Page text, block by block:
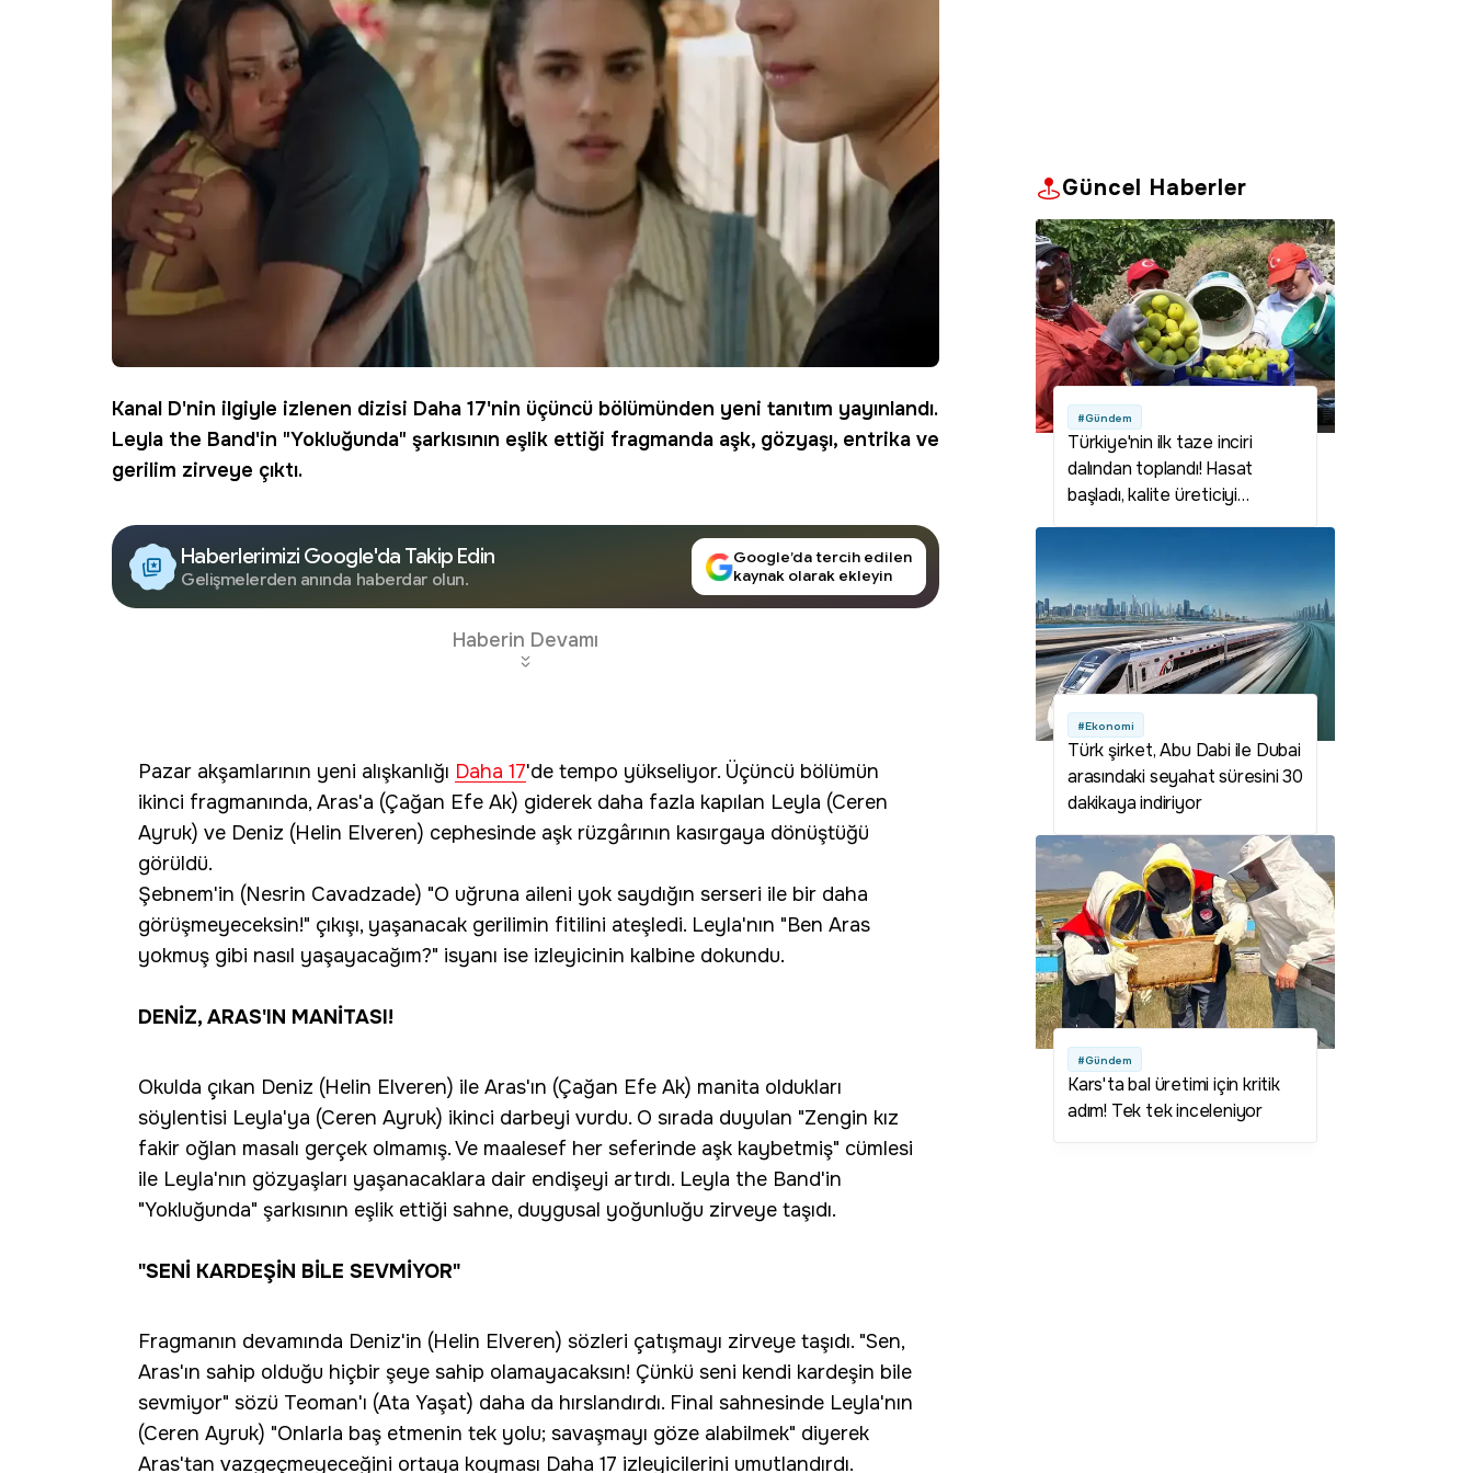
Kanal D'nin ilgiyle izlenen dizisi Daha 17'nin üçüncü bölümünden yeni tanıtım yayınlandı.
Leyla the Band'in "Yokluğunda" şarkısının eşlik ettiği fragmanda aşk, gözyaşı, entrika ve
gerilim zirveye çıktı.
Haberlerimizi Google'da Takip Edin
Gelişmelerden anında haberdar olun.
Google’da tercih edilen
kaynak olarak ekleyin
Haberin Devamı
Pazar akşamlarının yeni alışkanlığı Daha 17'de tempo yükseliyor. Üçüncü bölümün
ikinci fragmanında, Aras'a (Çağan Efe Ak) giderek daha fazla kapılan Leyla (Ceren
Ayruk) ve Deniz (Helin Elveren) cephesinde aşk rüzgârının kasırgaya dönüştüğü
görüldü.
Şebnem'in (Nesrin Cavadzade) "O uğruna aileni yok saydığın serseri ile bir daha
görüşmeyeceksin!" çıkışı, yaşanacak gerilimin fitilini ateşledi. Leyla'nın "Ben Aras
yokmuş gibi nasıl yaşayacağım?" isyanı ise izleyicinin kalbine dokundu.
DENİZ, ARAS'IN MANİTASI!
Okulda çıkan Deniz (Helin Elveren) ile Aras'ın (Çağan Efe Ak) manita oldukları
söylentisi Leyla'ya (Ceren Ayruk) ikinci darbeyi vurdu. O sırada duyulan "Zengin kız
fakir oğlan masalı gerçek olmamış. Ve maalesef her seferinde aşk kaybetmiş" cümlesi
ile Leyla'nın gözyaşları yaşanacaklara dair endişeyi artırdı. Leyla the Band'in
"Yokluğunda" şarkısının eşlik ettiği sahne, duygusal yoğunluğu zirveye taşıdı.
"SENİ KARDEŞİN BİLE SEVMİYOR"
Fragmanın devamında Deniz'in (Helin Elveren) sözleri çatışmayı zirveye taşıdı. "Sen,
Aras'ın sahip olduğu hiçbir şeye sahip olamayacaksın! Çünkü seni kendi kardeşin bile
sevmiyor" sözü Teoman'ı (Ata Yaşat) daha da hırslandırdı. Final sahnesinde Leyla'nın
(Ceren Ayruk) "Onlarla baş etmenin tek yolu; savaşmayı göze alabilmek" diyerek
Aras'tan vazgeçmeyeceğini ortaya koyması Daha 17 izleyicilerini umutlandırdı.
Güncel Haberler
#Gündem
Türkiye'nin ilk taze inciri
dalından toplandı! Hasat
başladı, kalite üreticiyi
#Ekonomi
Türk şirket, Abu Dabi ile Dubai
arasındaki seyahat süresini 30
dakikaya indiriyor
#Gündem
Kars'ta bal üretimi için kritik
adım! Tek tek inceleniyor